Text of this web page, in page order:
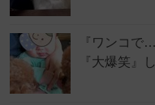
『ワンコで
『大爆笑